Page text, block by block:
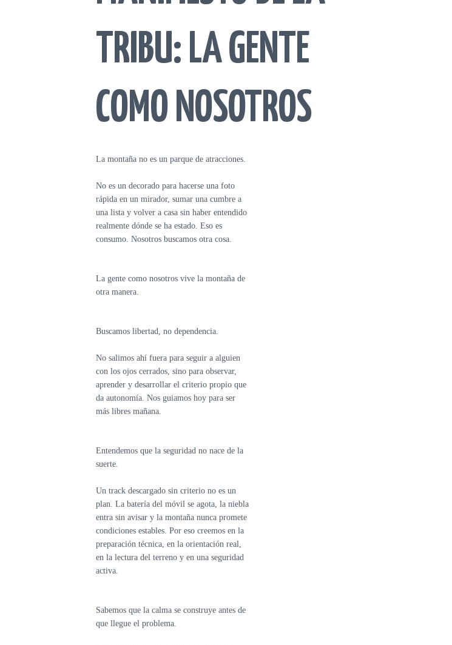
TRIBU: LA GENTE
COMO NOSOTROS
La montaña no es un parque de atracciones.
No es un decorado para hacerse una foto
rápida en un mirador, sumar una cumbre a
una lista y volver a casa sin haber entendido
realmente dónde se ha estado. Eso es
consumo. Nosotros buscamos otra cosa.
La gente como nosotros vive la montaña de
otra manera.
Buscamos libertad, no dependencia.
No salimos ahí fuera para seguir a alguien
con los ojos cerrados, sino para observar,
aprender y desarrollar el criterio propio que
da autonomía. Nos guiamos hoy para ser
más libres mañana.
Entendemos que la seguridad no nace de la
suerte.
Un track descargado sin criterio no es un
plan. La batería del móvil se agota, la niebla
entra sin avisar y la montaña nunca promete
condiciones estables. Por eso creemos en la
preparación técnica, en la orientación real,
en la lectura del terreno y en una seguridad
activa.
Sabemos que la calma se construye antes de
que llegue el problema.